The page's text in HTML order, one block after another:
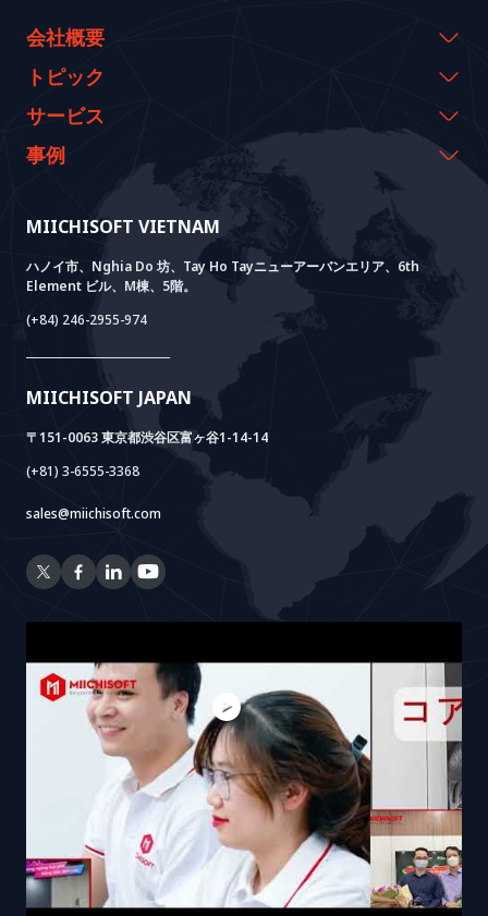
MIICHISOFT VIETNAM
ハノイ市、Nghia Do 坊、Tay Ho Tayニューアーバンエリア、6th
Element ビル、M棟、5階。
(+84) 246-2955-974
MIICHISOFT JAPAN
〒151-0063 東京都渋谷区富ヶ谷1-14-14
(+81) 3-6555-3368
sales@miichisoft.com
会社概要
会社概要
代表のメッセージ
沿革
価値観
トピック
イベント & ウェビナー
資料室
ニュース
FAQ
サービス
AI CO-CREATION
AI PoC開発
Core Lab
System Lab
Power Lab
Cloud Lab
AI+ SOLUTIONS
AI+ Products
Meet AI+
AI+ Package
RAG Package
VIETNAM BRIDGE
BOTモデル
法人設立支援
事例
実績
お客様の声